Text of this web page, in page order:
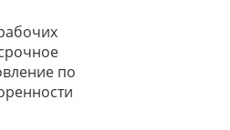
по